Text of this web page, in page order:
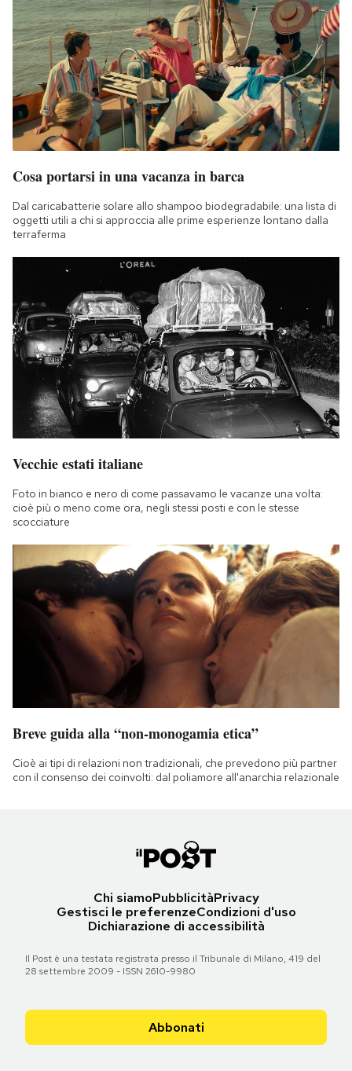
Cosa portarsi in una vacanza in barca
Dal caricabatterie solare allo shampoo biodegradabile: una lista di
oggetti utili a chi si approccia alle prime esperienze lontano dalla
terraferma
Vecchie estati italiane
Foto in bianco e nero di come passavamo le vacanze una volta:
cioè più o meno come ora, negli stessi posti e con le stesse
scocciature
Breve guida alla “non-monogamia etica”
Cioè ai tipi di relazioni non tradizionali, che prevedono più partner
con il consenso dei coinvolti: dal poliamore all'anarchia relazionale
Chi siamoPubblicitàPrivacy
Gestisci le preferenzeCondizioni d'uso
Dichiarazione di accessibilità
Il Post è una testata registrata presso il Tribunale di Milano, 419 del
28 settembre 2009 - ISSN 2610-9980
Abbonati